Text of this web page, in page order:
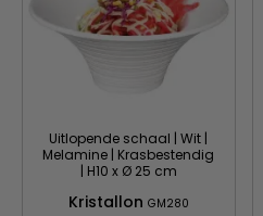
Uitlopende schaal | Wit |
Melamine | Krasbestendig
| H10 x Ø 25 cm
Kristallon GM280